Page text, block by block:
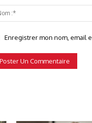
Enregistrer mon nom, email